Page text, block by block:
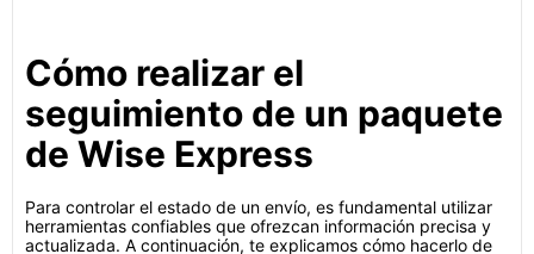
Cómo realizar el
seguimiento de un paquete
de Wise Express
Para controlar el estado de un envío, es fundamental utilizar
herramientas confiables que ofrezcan información precisa y
actualizada. A continuación, te explicamos cómo hacerlo de